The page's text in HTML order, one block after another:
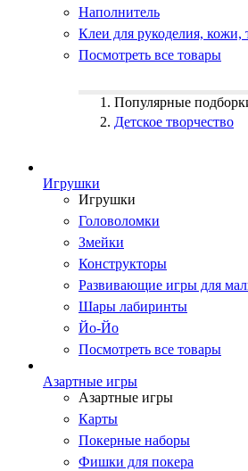
Наполнитель
Клеи для рукоделия, кожи,
Посмотреть все товары
Популярные
Детское творчество
Игрушки
Игрушки
Головоломки
Змейки
Конструкторы
Развивающие игры для
Шары лабиринты
Йо-Йо
Посмотреть все товары
Азартные игры
Азартные игры
Карты
Покерные наборы
Фишки для покера